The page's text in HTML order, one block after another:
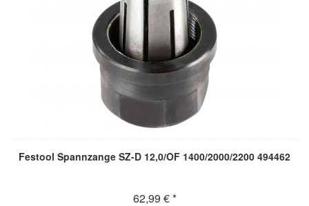
Festool Spannzange SZ-D 12,0/OF 1400/2000/2200 494462
62,99 € *